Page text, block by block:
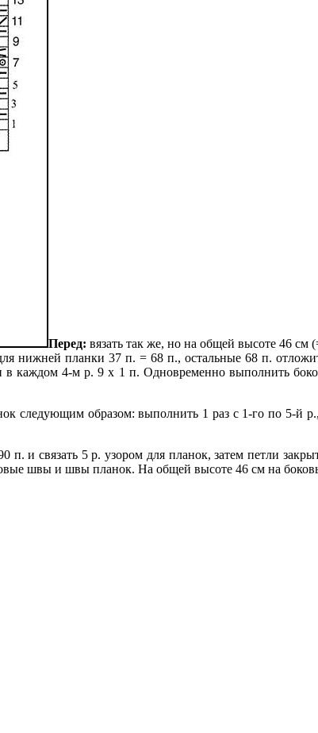
Перед: вязать так же, но на общей высоте 46 см
нижней планки 37 п. = 68 п., остальные 68 п.
каждом 4-м р. 9 х 1 п. Одновременно выполнить
следующим образом: выполнить 1 раз с 1-го по 5-й
и связать 5 р. узором для планок, затем петли
швы и швы планок. На общей высоте 46 см на